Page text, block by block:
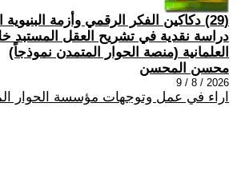
(29) دكاكين الفكر الرقمي وأزمة البنيوية
دراسة نقدية في تشريح العقل المستبد
العلمانية (منصة الحوار المتمدن نموذجاً)
محسن المحسن
2026 / 8 / 9
اراء في عمل وتوجهات مؤسسة الحوار